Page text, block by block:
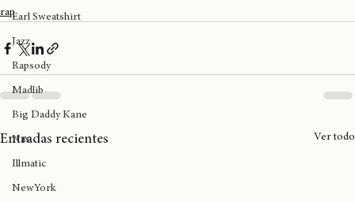
Rap Español
Earl Sweatshirt
Jazz
Rapsody
Madlib
Big Daddy Kane
Nas
Illmatic
valparaíso
Entradas recientes